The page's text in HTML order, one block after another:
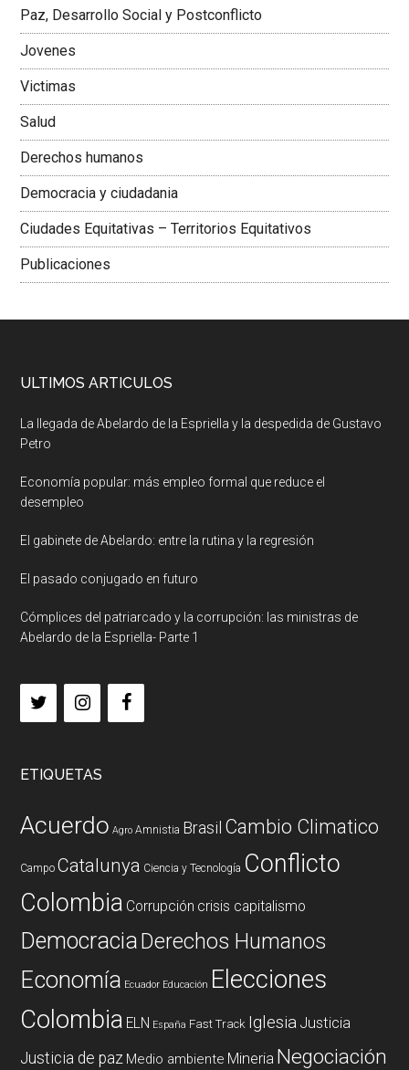
Paz, Desarrollo Social y Postconflicto
Jovenes
Victimas
Salud
Derechos humanos
Democracia y ciudadania
Ciudades Equitativas – Territorios Equitativos
Publicaciones
ULTIMOS ARTICULOS
La llegada de Abelardo de la Espriella y la despedida de Gustavo
Petro
Economía popular: más empleo formal que reduce el
desempleo
El gabinete de Abelardo: entre la rutina y la regresión
El pasado conjugado en futuro
Cómplices del patriarcado y la corrupción: las ministras de
Abelardo de la Espriella- Parte 1
ETIQUETAS
Acuerdo Agro Amnistia Brasil Cambio Climatico
Campo Catalunya Ciencia y Tecnología Conflicto
Colombia Corrupción crisis capitalismo
DemocraciaDerechos Humanos
Economía Ecuador Educación Elecciones
Colombia ELN España Fast Track Iglesia Justicia
Justicia de paz Medio ambiente Mineria Negociación